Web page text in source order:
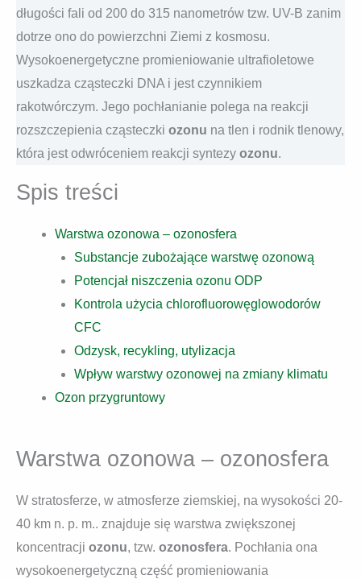
długości fali od 200 do 315 nanometrów tzw. UV-B zanim
dotrze ono do powierzchni Ziemi z kosmosu.
Wysokoenergetyczne promieniowanie ultrafioletowe
uszkadza cząsteczki DNA i jest czynnikiem
rakotwórczym. Jego pochłanianie polega na reakcji
rozszczepienia cząsteczki ozonu na tlen i rodnik tlenowy,
która jest odwróceniem reakcji syntezy ozonu.
Spis treści
Warstwa ozonowa – ozonosfera
Substancje zubożające warstwę ozonową
Potencjał niszczenia ozonu ODP
Kontrola użycia chlorofluorowęglowodorów
CFC
Odzysk, recykling, utylizacja
Wpływ warstwy ozonowej na zmiany klimatu
Ozon przygruntowy
Warstwa ozonowa – ozonosfera
W stratosferze, w atmosferze ziemskiej, na wysokości 20-
40 km n. p. m.. znajduje się warstwa zwiększonej
koncentracji ozonu, tzw. ozonosfera. Pochłania ona
wysokoenergetyczną część promieniowania